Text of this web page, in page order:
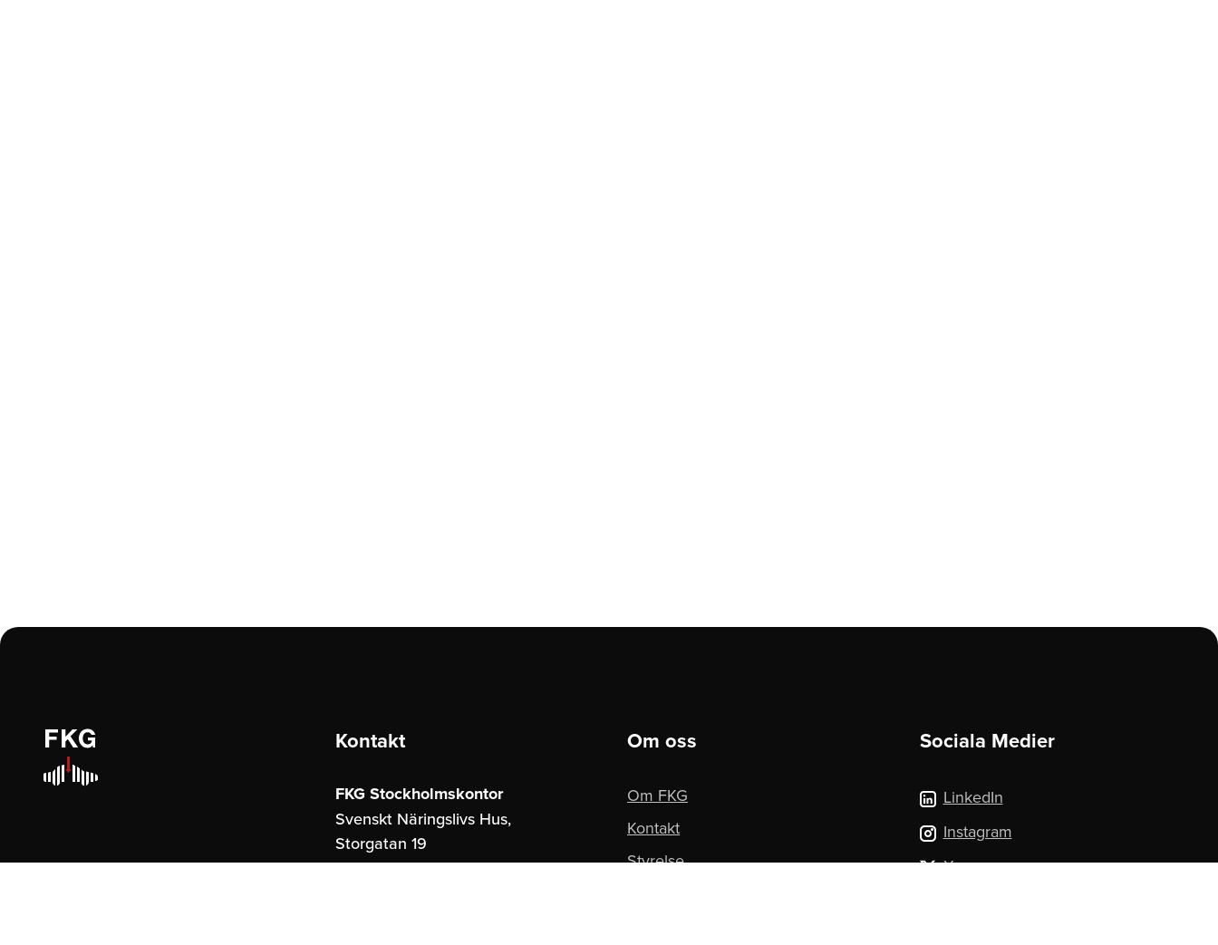
Kontakt
FKG Stockholmskontor
Svenskt Näringslivs Hus,
Storgatan 19
114 51 Stockholm
Om oss
Om FKG
Kontakt
Styrelse
Sociala Medier
LinkedIn
Instagram
X.com